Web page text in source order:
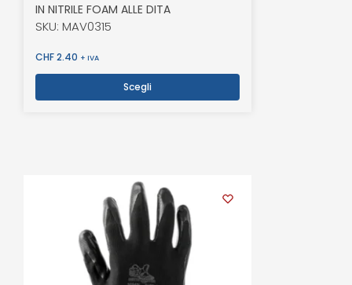
IN NITRILE FOAM ALLE DITA
SKU: MAV0315
CHF2.40 + IVA
Scegli